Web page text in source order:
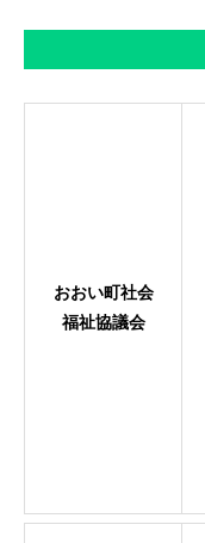
おおい町社会
福祉協議会